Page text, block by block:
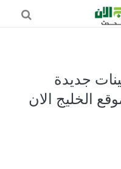
جديدة
الخليج الان
الخليج العربي